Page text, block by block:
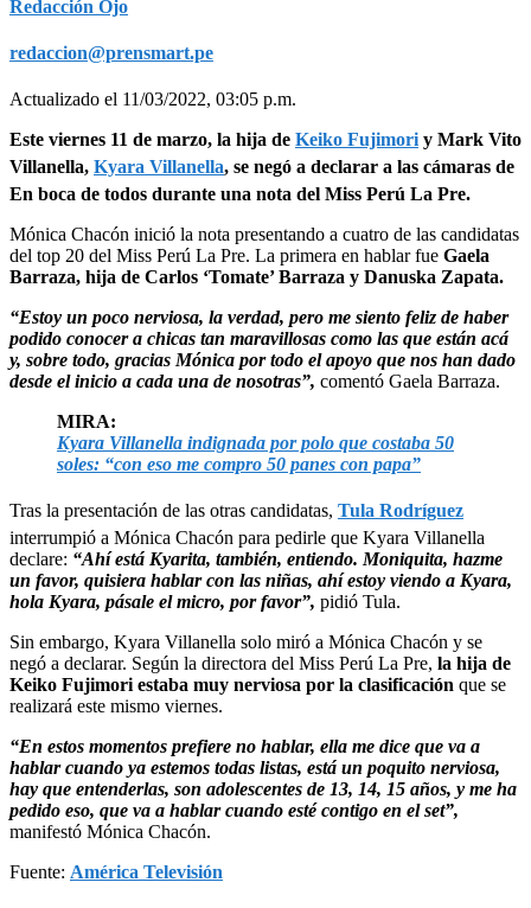
of
seconds
Redacción Ojo
redaccion@prensmart.pe
Actualizado el 11/03/2022, 03:05 p.m.
Este viernes 11 de marzo, la hija de Keiko Fujimori y Mark Vito
Villanella, Kyara Villanella, se negó a declarar a las cámaras de
En boca de todos durante una nota del Miss Perú La Pre.
Mónica Chacón inició la nota presentando a cuatro de las candidatas
del top 20 del Miss Perú La Pre. La primera en hablar fue Gaela
Barraza, hija de Carlos ‘Tomate’ Barraza y Danuska Zapata.
“Estoy un poco nerviosa, la verdad, pero me siento feliz de haber
podido conocer a chicas tan maravillosas como las que están acá
y, sobre todo, gracias Mónica por todo el apoyo que nos han dado
desde el inicio a cada una de nosotras”, comentó Gaela Barraza.
MIRA:
Kyara Villanella indignada por polo que costaba 50
soles: “con eso me compro 50 panes con papa”
Tras la presentación de las otras candidatas, Tula Rodríguez
interrumpió a Mónica Chacón para pedirle que Kyara Villanella
declare: “Ahí está Kyarita, también, entiendo. Moniquita, hazme
un favor, quisiera hablar con las niñas, ahí estoy viendo a Kyara,
hola Kyara, pásale el micro, por favor”, pidió Tula.
Sin embargo, Kyara Villanella solo miró a Mónica Chacón y se
negó a declarar. Según la directora del Miss Perú La Pre, la hija de
Keiko Fujimori estaba muy nerviosa por la clasificación que se
realizará este mismo viernes.
“En estos momentos prefiere no hablar, ella me dice que va a
hablar cuando ya estemos todas listas, está un poquito nerviosa,
hay que entenderlas, son adolescentes de 13, 14, 15 años, y me ha
pedido eso, que va a hablar cuando esté contigo en el set”,
manifestó Mónica Chacón.
Fuente: América Televisión